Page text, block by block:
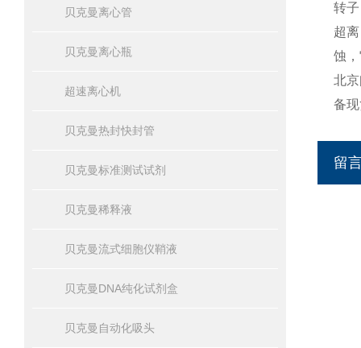
贝克曼离心管
贝克曼离心瓶
超速离心机
贝克曼热封快封管
贝克曼标准测试试剂
贝克曼稀释液
贝克曼流式细胞仪鞘液
贝克曼DNA纯化试剂盒
贝克曼自动化吸头
转
超
蚀
北
备
留